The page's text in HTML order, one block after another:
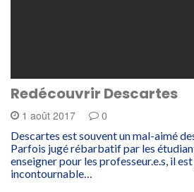
Redécouvrir Descartes
1 août 2017 0
Descartes est souvent un mal-aimé
Parfois jugé rébarbatif par les
enseigner pour les professeur.e.s, il
incontournable…